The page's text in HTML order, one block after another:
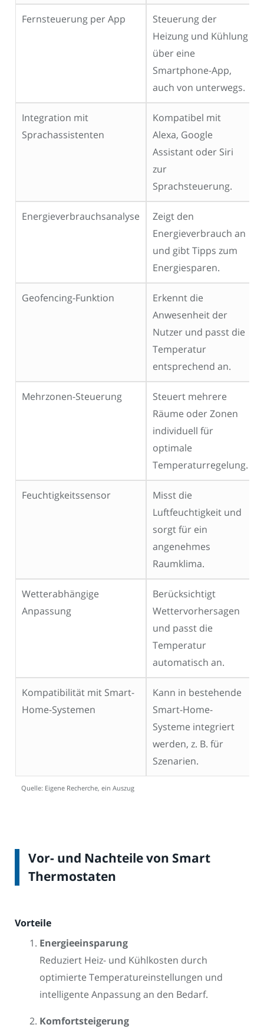
Fernsteuerung per App
Steuerung der
Heizung und Kühlung
über eine
Smartphone-App,
auch von unterwegs.
Integration mit
Sprachassistenten
Kompatibel mit
Alexa, Google
Assistant oder Siri
zur
Sprachsteuerung.
Energieverbrauchsanalyse
Zeigt den
Energieverbrauch an
und gibt Tipps zum
Energiesparen.
Geofencing-Funktion
Erkennt die
Anwesenheit der
Nutzer und passt die
Temperatur
entsprechend an.
Mehrzonen-Steuerung
Steuert mehrere
Räume oder Zonen
individuell für
optimale
Temperaturregelung.
Feuchtigkeitssensor
Misst die
Luftfeuchtigkeit und
sorgt für ein
angenehmes
Raumklima.
Wetterabhängige
Anpassung
Berücksichtigt
Wettervorhersagen
und passt die
Temperatur
automatisch an.
Kompatibilität mit Smart-
Home-Systemen
Kann in bestehende
Smart-Home-
Systeme integriert
werden, z. B. für
Szenarien.
Quelle: Eigene Recherche, ein Auszug
Vor- und Nachteile von Smart
Thermostaten
Vorteile
Energieeinsparung
Reduziert Heiz- und Kühlkosten durch
optimierte Temperatureinstellungen und
intelligente Anpassung an den Bedarf.
Komfortsteigerung